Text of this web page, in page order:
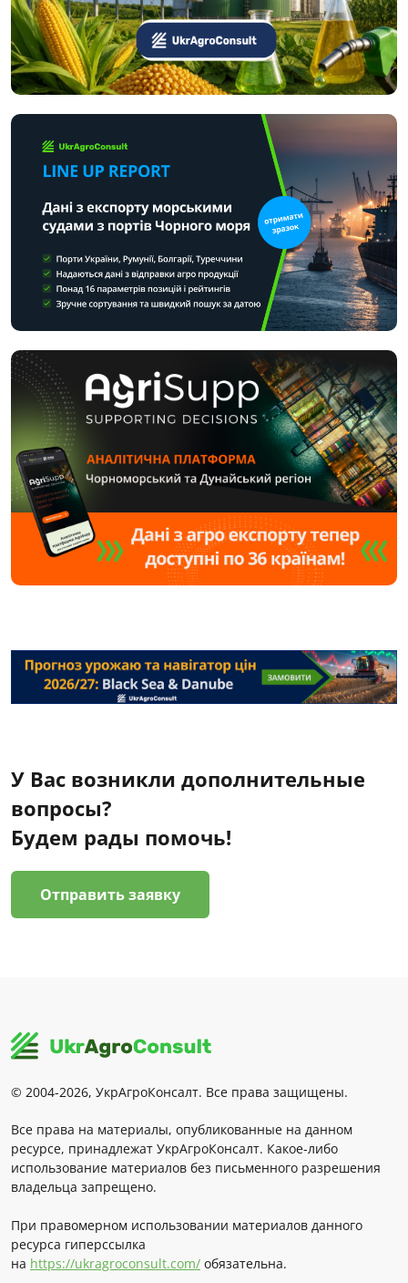
У Вас возникли дополнительные
вопросы?
Будем рады помочь!
Отправить заявку
© 2004-2026, УкрАгроКонсалт. Все права защищены.
Все права на материалы, опубликованные на данном
ресурсе, принадлежат УкрАгроКонсалт. Какое-либо
использование материалов без письменного разрешения
владельца запрещено.
При правомерном использовании материалов данного
ресурса гиперссылка
на https://ukragroconsult.com/ обязательна.